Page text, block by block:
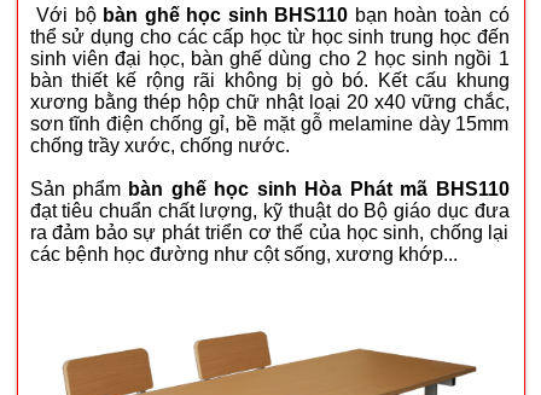
Với bộ bàn ghế học sinh BHS110 bạn hoàn toàn có
thể sử dụng cho các cấp học từ học sinh trung học đến
sinh viên đại học, bàn ghế dùng cho 2 học sinh ngồi 1
bàn thiết kế rộng rãi không bị gò bó. Kết cấu khung
xương bằng thép hộp chữ nhật loại 20 x40 vững chắc,
sơn tĩnh điện chống gỉ, bề mặt gỗ melamine dày 15mm
chống trầy xước, chống nước.
Sản phẩm bàn ghế học sinh Hòa Phát mã BHS110
đạt tiêu chuẩn chất lượng, kỹ thuật do Bộ giáo dục đưa
ra đảm bảo sự phát triển cơ thể của học sinh, chống lại
các bệnh học đường như cột sống, xương khớp...